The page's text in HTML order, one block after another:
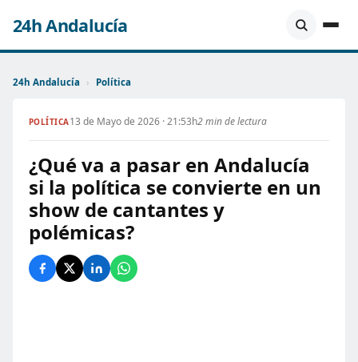
24h Andalucía
24h Andalucía › Política
POLÍTICA13 de Mayo de 2026 · 21:53h2 min de lectura
¿Qué va a pasar en Andalucía
si la política se convierte en un
show de cantantes y
polémicas?